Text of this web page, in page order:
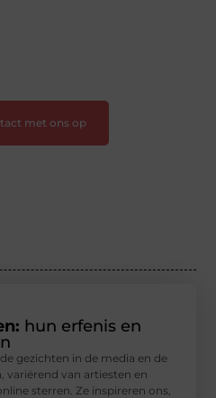
met ons op
hun erfenis en
gezichten in de media en de
variërend van artiesten en
sterren. Ze inspireren ons,